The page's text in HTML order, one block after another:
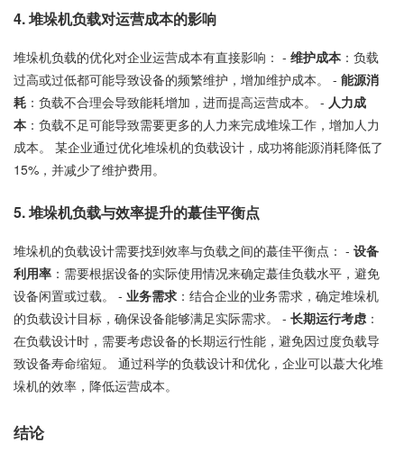
4. 堆垛机负载对运营成本的影响
堆垛机负载的优化对企业运营成本有直接影响： - 维护成本 ：负载
过高或过低都可能导致设备的频繁维护，增加维护成本。 - 能源消
耗 ：负载不合理会导致能耗增加，进而提高运营成本。 - 人力成
本 ：负载不足可能导致需要更多的人力来完成堆垛工作，增加人力
成本。 某企业通过优化堆垛机的负载设计，成功将能源消耗降低了
15%，并减少了维护费用。
5. 堆垛机负载与效率提升的蕞佳平衡点
堆垛机的负载设计需要找到效率与负载之间的蕞佳平衡点： - 设备
利用率 ：需要根据设备的实际使用情况来确定蕞佳负载水平，避免
设备闲置或过载。 - 业务需求 ：结合企业的业务需求，确定堆垛机
的负载设计目标，确保设备能够满足实际需求。 - 长期运行考虑 ：
在负载设计时，需要考虑设备的长期运行性能，避免因过度负载导
致设备寿命缩短。 通过科学的负载设计和优化，企业可以蕞大化堆
垛机的效率，降低运营成本。
结论